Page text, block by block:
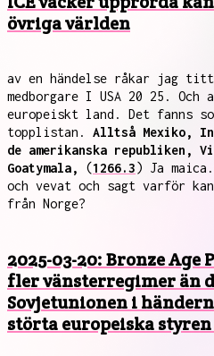
övriga världen
av en händelse råkar jag
medborgare I USA 20 25.
europeiskt land. Det fanns
topplistan. Alltså Mexiko,
de amerikanska republiken,
Goatymala,
(1266.3) Ja
och vevat och sagt varför
från Norge?
2025-03-20: Bronze Age
fler vänsterregimer än
Sovjetunionen i
störta europeiska